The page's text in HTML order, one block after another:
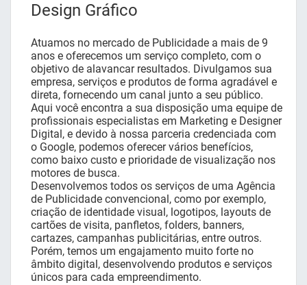
Design Gráfico
Atuamos no mercado de Publicidade a mais de 9
anos e oferecemos um serviço completo, com o
objetivo de alavancar resultados. Divulgamos sua
empresa, serviços e produtos de forma agradável e
direta, fornecendo um canal junto a seu público.
Aqui você encontra a sua disposição uma equipe de
profissionais especialistas em Marketing e Designer
Digital, e devido à nossa parceria credenciada com
o Google, podemos oferecer vários benefícios,
como baixo custo e prioridade de visualização nos
motores de busca.
Desenvolvemos todos os serviços de uma Agência
de Publicidade convencional, como por exemplo,
criação de identidade visual, logotipos, layouts de
cartões de visita, panfletos, folders, banners,
cartazes, campanhas publicitárias, entre outros.
Porém, temos um engajamento muito forte no
âmbito digital, desenvolvendo produtos e serviços
únicos para cada empreendimento.